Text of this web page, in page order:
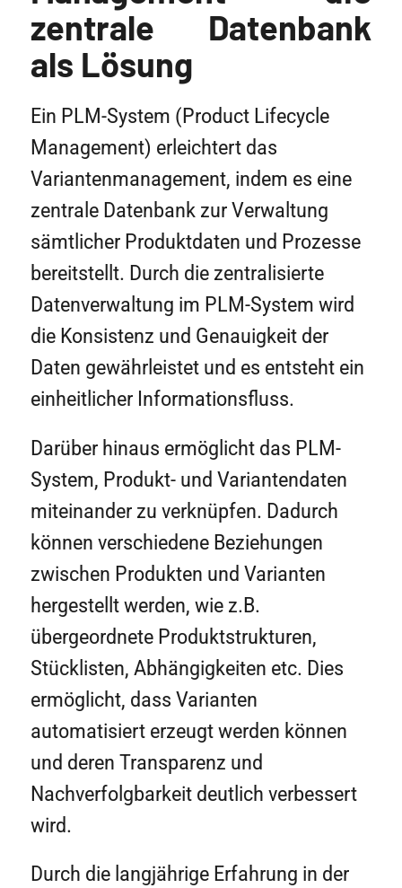
zentrale Datenbank
als Lösung
Ein PLM-System (Product Lifecycle
Management) erleichtert das
Variantenmanagement, indem es eine
zentrale Datenbank zur Verwaltung
sämtlicher Produktdaten und Prozesse
bereitstellt. Durch die zentralisierte
Datenverwaltung im PLM-System wird
die Konsistenz und Genauigkeit der
Daten gewährleistet und es entsteht ein
einheitlicher Informationsfluss.
Darüber hinaus ermöglicht das PLM-
System, Produkt- und Variantendaten
miteinander zu verknüpfen. Dadurch
können verschiedene Beziehungen
zwischen Produkten und Varianten
hergestellt werden, wie z.B.
übergeordnete Produktstrukturen,
Stücklisten, Abhängigkeiten etc. Dies
ermöglicht, dass Varianten
automatisiert erzeugt werden können
und deren Transparenz und
Nachverfolgbarkeit deutlich verbessert
wird.
Durch die langjährige Erfahrung in der